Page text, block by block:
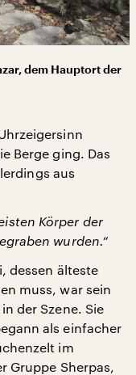
dem Hauptort der
Berge ging. Das
aus
Körper der
wurden.“
dessen älteste
muss, war sein
der Szene. Sie
als einfacher
im
Gruppe Sherpas,